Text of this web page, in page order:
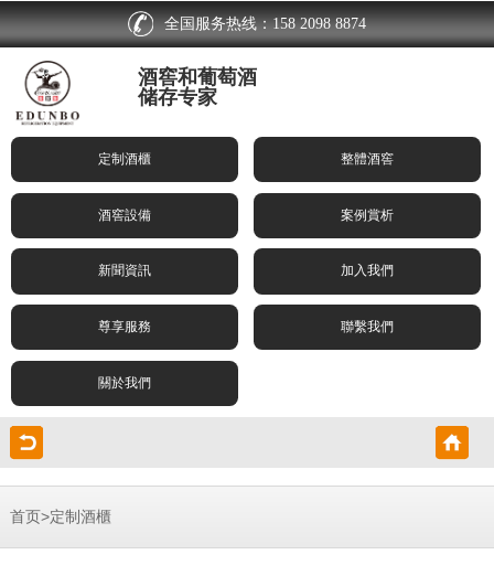
全国服务热线：158 2098 8874
酒窖和葡萄酒
储存专家
定制酒櫃 整體酒窖
酒窖設備 案例賞析
新聞資訊 加入我們
尊享服務 聯繫我們
關於我們
首页>定制酒櫃